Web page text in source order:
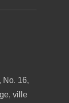
No. 16,
ville